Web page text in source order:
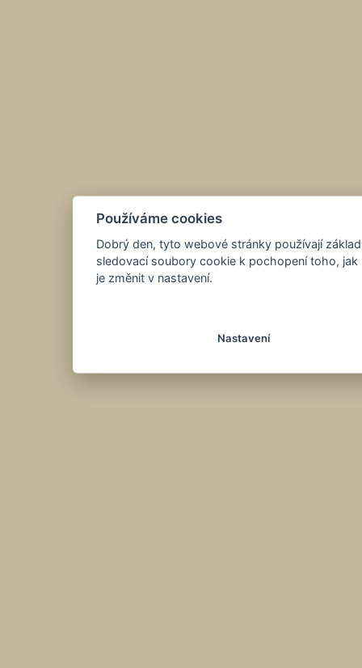
Používáme cookies
Dobrý den, tyto webové stránky používají
sledovací soubory cookie k pochopení toho,
je změnit v nastavení.
Nastavení